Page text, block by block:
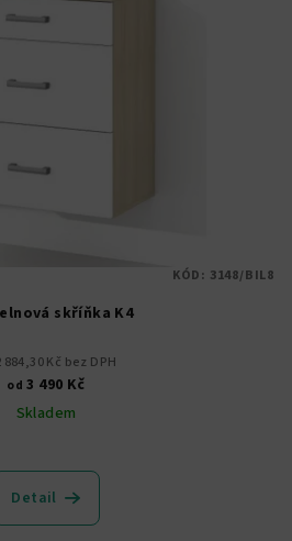
skříňka K4
884,30 Kč bez DPH
od 3 490 Kč
Skladem
hodnocení
produktu
Detail
KÓD: 3148/BIL8